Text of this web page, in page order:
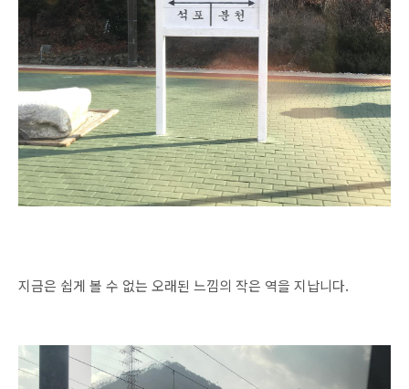
지금은 쉽게 볼 수 없는 오래된 느낌의 작은 역을 지납니다.